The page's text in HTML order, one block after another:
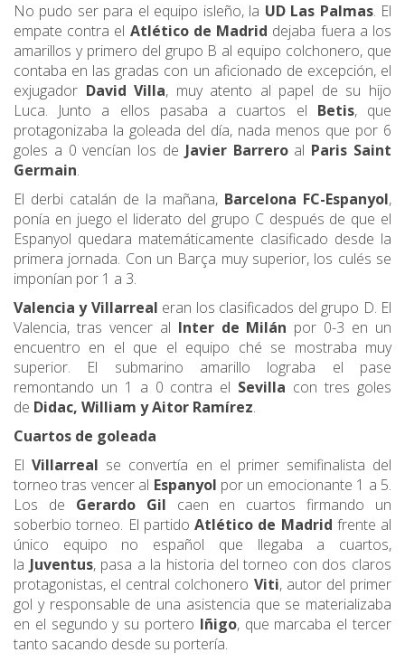
No pudo ser para el equipo isleño, la UD Las Palmas. El
empate contra el Atlético de Madrid dejaba fuera a los
amarillos y primero del grupo B al equipo colchonero, que
contaba en las gradas con un aficionado de excepción, el
exjugador David Villa, muy atento al papel de su hijo
Luca. Junto a ellos pasaba a cuartos el Betis, que
protagonizaba la goleada del día, nada menos que por 6
goles a 0 vencían los de Javier Barreroal Paris Saint
Germain.
El derbi catalán de la mañana, Barcelona FC-Espanyol,
ponía en juego el liderato del grupo C después de que el
Espanyol quedara matemáticamente clasificado desde la
primera jornada. Con un Barça muy superior, los culés se
imponían por 1 a 3.
Valencia y Villarreal eran los clasificados del grupo D. El
Valencia, tras vencer al Inter de Milán por 0-3 en un
encuentro en el que el equipo ché se mostraba muy
superior. El submarino amarillo lograba el pase
remontando un 1 a 0 contra el Sevilla con tres goles
de Didac, William y Aitor Ramírez.
Cuartos de goleada
ElVillarreal se convertía en el primer semifinalista del
torneo tras vencer al Espanyol por un emocionante 1 a 5.
Los de Gerardo Gil caen en cuartos firmando un
soberbio torneo. El partido Atlético de Madrid frente al
único equipo no español que llegaba a cuartos,
la Juventus, pasa a la historia del torneo con dos claros
protagonistas, el central colchonero Viti, autor del primer
gol y responsable de una asistencia que se materializaba
en el segundo y su portero Iñigo, que marcaba el tercer
tanto sacando desde su portería.